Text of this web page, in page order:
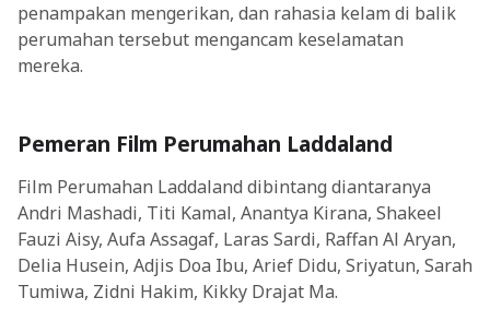
penampakan mengerikan, dan rahasia kelam di balik
perumahan tersebut mengancam keselamatan
mereka.
Pemeran Film Perumahan Laddaland
Film Perumahan Laddaland dibintang diantaranya
Andri Mashadi, Titi Kamal, Anantya Kirana, Shakeel
Fauzi Aisy, Aufa Assagaf, Laras Sardi, Raffan Al Aryan,
Delia Husein, Adjis Doa Ibu, Arief Didu, Sriyatun, Sarah
Tumiwa, Zidni Hakim, Kikky Drajat Ma.